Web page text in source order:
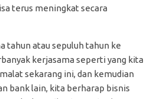
terus meningkat secara
tahun atau sepuluh tahun ke
kerjasama seperti yang kita
sekarang ini, dan kemudian
bank lain, kita berharap bisnis